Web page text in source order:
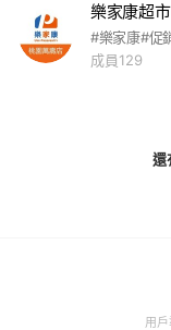
樂家康超
#樂家康#促
成員129
還
用戶